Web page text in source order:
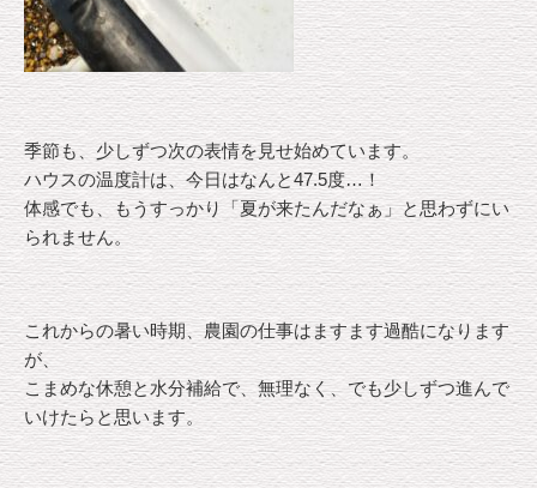
季節も、少しずつ次の表情を見せ始めています。
ハウスの温度計は、今日はなんと47.5度…！
体感でも、もうすっかり「夏が来たんだなぁ」と思わずにい
られません。
これからの暑い時期、農園の仕事はますます過酷になります
が、
こまめな休憩と水分補給で、無理なく、でも少しずつ進んで
いけたらと思います。